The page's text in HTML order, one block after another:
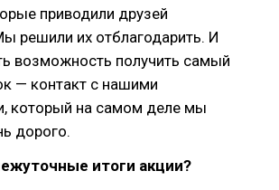
приводили друзей
решили их отблагодарить. И
возможность получить самый
— контакт с нашими
который на самом деле мы
дорого.
итоги акции?